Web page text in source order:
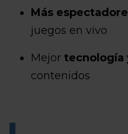
Más
juegos en vivo
Mejor tecnología
contenidos